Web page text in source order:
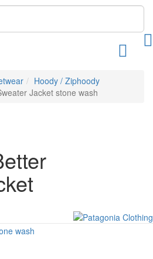
Toggle
Hoody / Ziphoody
Jacket stone wash